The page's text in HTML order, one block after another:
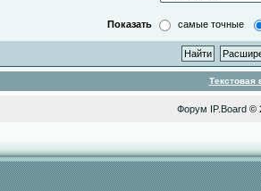
Показать самые точные
Текстовая
Форум IP.Board©